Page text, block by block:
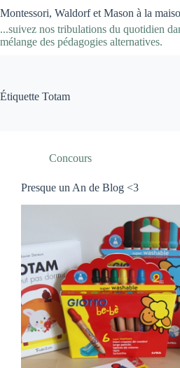
au
contenu
Montessori, Waldorf et Mason à la
...suivez nos tribulations du quotidien
mélange des pédagogies alternatives.
Étiquette Totam
Concours
Presque un An de Blog <3